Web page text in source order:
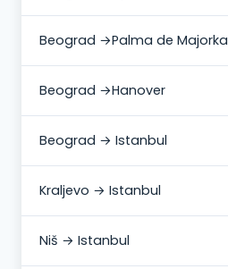
Beograd →Palma de Majorka
Beograd →Hanover
Beograd → Istanbul
Kraljevo → Istanbul
Niš → Istanbul